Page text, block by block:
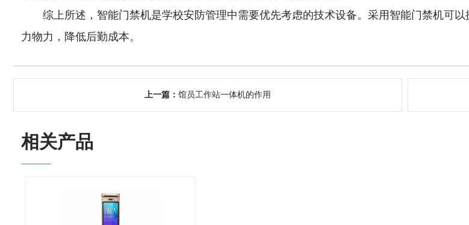
综上所述，智能门禁机是学校安防管理中需要优先考虑的技术设备。采用智能门禁机可
力物力，降低后勤成本。
上一篇： 馆员工作站一体机的作用
相关产品